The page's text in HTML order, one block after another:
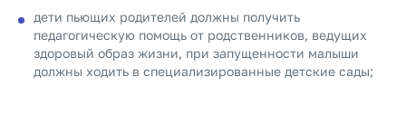
дети пьющих родителей должны получить
педагогическую помощь от родственников, ведущих
здоровый образ жизни, при запущенности малыши
должны ходить в специализированные детские сады;